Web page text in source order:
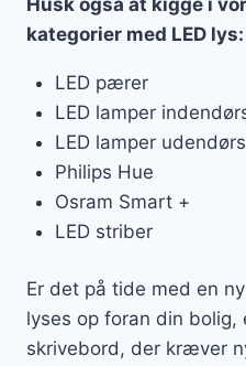
kategorier med LED lys:
LED pærer
LED lamper
LED lamper udendørs
Philips Hue
Osram Smart +
LED striber
Er det på tide med en
lyses op foran din
skrivebord, der kræver